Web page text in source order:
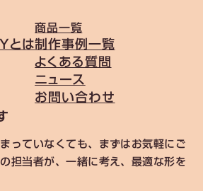
とは
商品一覧
制作事例一覧
よくある質問
ニュース
お問い合わせ
っていなくても、まずはお気軽にご
担当者が、一緒に考え、最適な形を